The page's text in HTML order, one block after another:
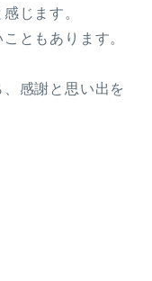
じます。
ともあります。
感謝と思い出を